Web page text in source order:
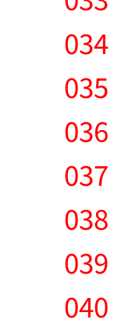
034
035
036
037
038
039
040